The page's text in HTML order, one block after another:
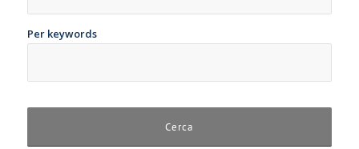
Per keywords